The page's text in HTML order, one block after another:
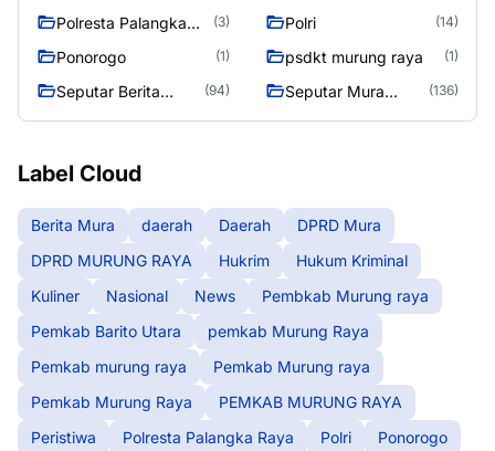
Polresta Palangka
(3) Polri (14)
Ponorogo (1) psdkt murung raya (1)
Seputar Berita
(94)
Seputar Mura
(136)
Label Cloud
Berita Mura daerah Daerah
DPRD Mura
DPRD MURUNG RAYA
Hukrim
Hukum Kriminal
Kuliner
Nasional News
Pembkab Murung raya
Pemkab Barito Utara
pemkab Murung Raya
Pemkab murung raya
Pemkab Murung raya
Pemkab Murung Raya
PEMKAB MURUNG RAYA
Peristiwa
Polresta Palangka Raya Polri
Ponorogo